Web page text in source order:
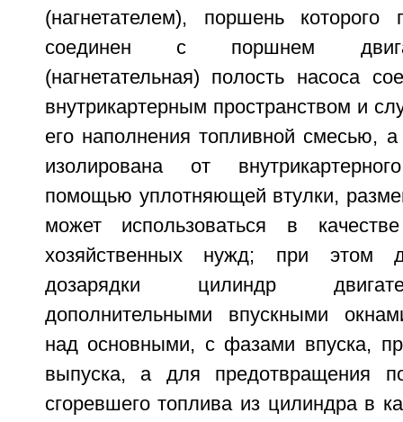
(нагнетателем), поршень
соединен с поршнем
(нагнетательная) полость насоса
внутрикартерным пространством и
его наполнения топливной смесью, а
изолирована от
помощью уплотняющей втулки,
может использоваться в
хозяйственных нужд; при этом
дозарядки цилиндр
дополнительными впускными
над основными, с фазами впуска,
выпуска, а для предотвращения
сгоревшего топлива из цилиндра в